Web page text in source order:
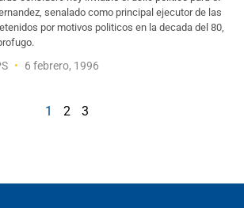
senalado como principal ejecutor de las
por motivos politicos en la decada del 80,
6 febrero, 1996
1 2 3